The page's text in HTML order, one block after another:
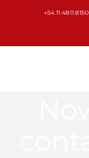
+54.11.4811.8150